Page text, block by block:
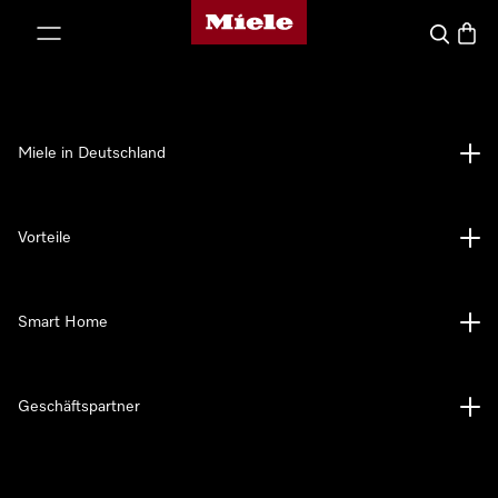
Miele-Homepage
Suche
Miele in Deutschland
Vorteile
Smart Home
Geschäftspartner